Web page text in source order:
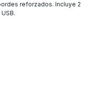
reforzados. Incluye 2